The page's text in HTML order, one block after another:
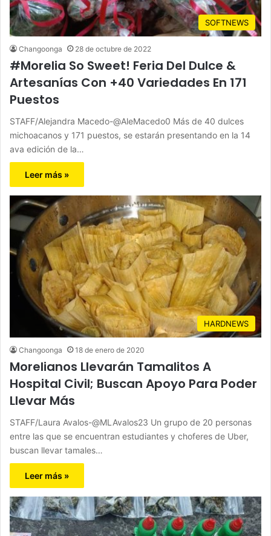
SOFTNEWS
Changoonga 28 de octubre de 2022
#Morelia So Sweet! Feria Del Dulce &
Artesanías Con +40 Variedades En 171
Puestos
STAFF/Alejandra Macedo-@AleMacedo0 Más de 40 dulces
michoacanos y 171 puestos, se estarán presentando en la 14
ava edición de la…
Leer más »
HARDNEWS
Changoonga 18 de enero de 2020
Morelianos Llevarán Tamalitos A
Hospital Civil; Buscan Apoyo Para Poder
Llevar Más
STAFF/Laura Avalos-@MLAvalos23 Un grupo de 20 personas
entre las que se encuentran estudiantes y choferes de Uber,
buscan llevar tamales…
Leer más »